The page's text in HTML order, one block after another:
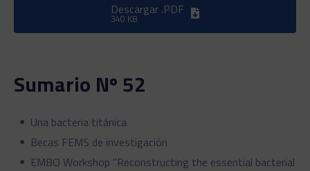
Descargar .PDF
340 KB
Sumario Nº 52
Una bacteria titánica
Becas FEMS de investigación
EMBO Workshop "Reconstructing the essential bacterial